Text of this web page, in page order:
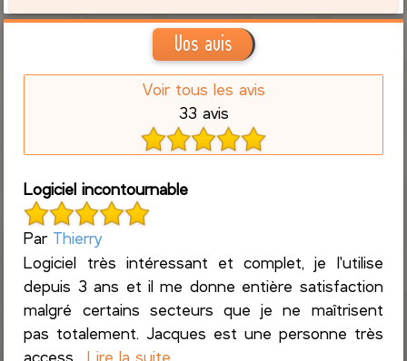
Vos avis
Voir tous les avis
33 avis
Logiciel incontournable
Par Thierry
Logiciel très intéressant et complet, je l'utilise
depuis 3 ans et il me donne entière satisfaction
malgré certains secteurs que je ne maîtrisent
pas totalement. Jacques est une personne très
access...Lire la suite